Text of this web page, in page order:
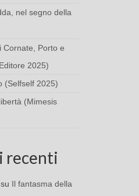
nel segno della
Cornate, Porto e
2025)
(Selfself 2025)
(Mimesis
recenti
su Il fantasma della